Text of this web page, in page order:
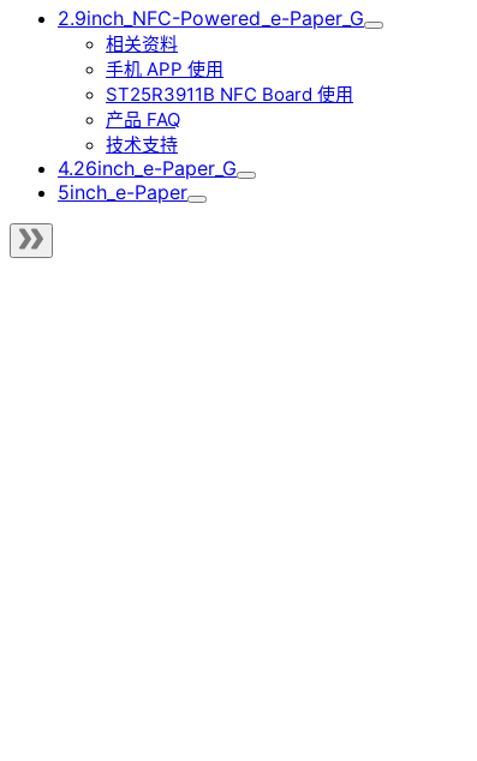
2.9inch_NFC-Powered_e-Paper_G
相关资料
手机 APP 使用
ST25R3911B NFC Board 使用
产品 FAQ
技术支持
4.26inch_e-Paper_G
5inch_e-Paper